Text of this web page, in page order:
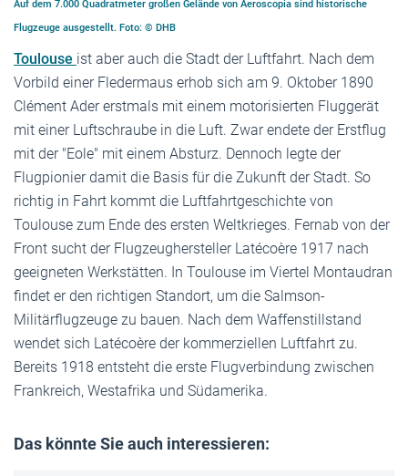
Auf dem 7.000 Quadratmeter großen Gelände von Aeroscopia sind historische
Flugzeuge ausgestellt. Foto: © DHB
Toulouse ist aber auch die Stadt der Luftfahrt. Nach dem
Vorbild einer Fledermaus erhob sich am 9. Oktober 1890
Clément Ader erstmals mit einem motorisierten Fluggerät
mit einer Luftschraube in die Luft. Zwar endete der Erstflug
mit der "Eole" mit einem Absturz. Dennoch legte der
Flugpionier damit die Basis für die Zukunft der Stadt. So
richtig in Fahrt kommt die Luftfahrtgeschichte von
Toulouse zum Ende des ersten Weltkrieges. Fernab von der
Front sucht der Flugzeughersteller Latécoère 1917 nach
geeigneten Werkstätten. In Toulouse im Viertel Montaudran
findet er den richtigen Standort, um die Salmson-
Militärflugzeuge zu bauen. Nach dem Waffenstillstand
wendet sich Latécoère der kommerziellen Luftfahrt zu.
Bereits 1918 entsteht die erste Flugverbindung zwischen
Frankreich, Westafrika und Südamerika.
Das könnte Sie auch interessieren: